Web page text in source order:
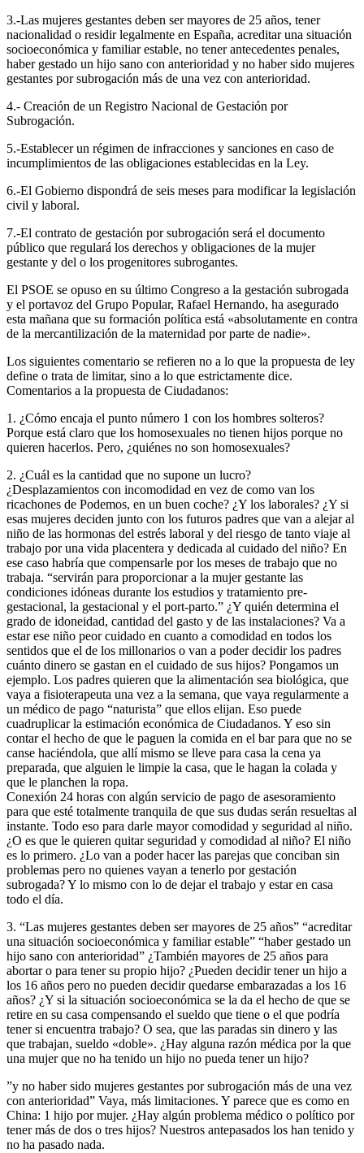
3.-Las mujeres gestantes deben ser mayores de 25 años, tener
nacionalidad o residir legalmente en España, acreditar una situación
socioeconómica y familiar estable, no tener antecedentes penales,
haber gestado un hijo sano con anterioridad y no haber sido mujeres
gestantes por subrogación más de una vez con anterioridad.
4.- Creación de un Registro Nacional de Gestación por
Subrogación.
5.-Establecer un régimen de infracciones y sanciones en caso de
incumplimientos de las obligaciones establecidas en la Ley.
6.-El Gobierno dispondrá de seis meses para modificar la legislación
civil y laboral.
7.-El contrato de gestación por subrogación será el documento
público que regulará los derechos y obligaciones de la mujer
gestante y del o los progenitores subrogantes.
El PSOE se opuso en su último Congreso a la gestación subrogada
y el portavoz del Grupo Popular, Rafael Hernando, ha asegurado
esta mañana que su formación política está «absolutamente en contra
de la mercantilización de la maternidad por parte de nadie».
Los siguientes comentario se refieren no a lo que la propuesta de ley
define o trata de limitar, sino a lo que estrictamente dice.
Comentarios a la propuesta de Ciudadanos:
1. ¿Cómo encaja el punto número 1 con los hombres solteros?
Porque está claro que los homosexuales no tienen hijos porque no
quieren hacerlos. Pero, ¿quiénes no son homosexuales?
2. ¿Cuál es la cantidad que no supone un lucro?
¿Desplazamientos con incomodidad en vez de como van los
ricachones de Podemos, en un buen coche? ¿Y los laborales? ¿Y si
esas mujeres deciden junto con los futuros padres que van a alejar al
niño de las hormonas del estrés laboral y del riesgo de tanto viaje al
trabajo por una vida placentera y dedicada al cuidado del niño? En
ese caso habría que compensarle por los meses de trabajo que no
trabaja. “servirán para proporcionar a la mujer gestante las
condiciones idóneas durante los estudios y tratamiento pre-
gestacional, la gestacional y el port-parto.” ¿Y quién determina el
grado de idoneidad, cantidad del gasto y de las instalaciones? Va a
estar ese niño peor cuidado en cuanto a comodidad en todos los
sentidos que el de los millonarios o van a poder decidir los padres
cuánto dinero se gastan en el cuidado de sus hijos? Pongamos un
ejemplo. Los padres quieren que la alimentación sea biológica, que
vaya a fisioterapeuta una vez a la semana, que vaya regularmente a
un médico de pago “naturista” que ellos elijan. Eso puede
cuadruplicar la estimación económica de Ciudadanos. Y eso sin
contar el hecho de que le paguen la comida en el bar para que no se
canse haciéndola, que allí mismo se lleve para casa la cena ya
preparada, que alguien le limpie la casa, que le hagan la colada y
que le planchen la ropa.
Conexión 24 horas con algún servicio de pago de asesoramiento
para que esté totalmente tranquila de que sus dudas serán resueltas al
instante. Todo eso para darle mayor comodidad y seguridad al niño.
¿O es que le quieren quitar seguridad y comodidad al niño? El niño
es lo primero. ¿Lo van a poder hacer las parejas que conciban sin
problemas pero no quienes vayan a tenerlo por gestación
subrogada? Y lo mismo con lo de dejar el trabajo y estar en casa
todo el día.
3. “Las mujeres gestantes deben ser mayores de 25 años” “acreditar
una situación socioeconómica y familiar estable” “haber gestado un
hijo sano con anterioridad” ¿También mayores de 25 años para
abortar o para tener su propio hijo? ¿Pueden decidir tener un hijo a
los 16 años pero no pueden decidir quedarse embarazadas a los 16
años? ¿Y si la situación socioeconómica se la da el hecho de que se
retire en su casa compensando el sueldo que tiene o el que podría
tener si encuentra trabajo? O sea, que las paradas sin dinero y las
que trabajan, sueldo «doble». ¿Hay alguna razón médica por la que
una mujer que no ha tenido un hijo no pueda tener un hijo?
”y no haber sido mujeres gestantes por subrogación más de una vez
con anterioridad” Vaya, más limitaciones. Y parece que es como en
China: 1 hijo por mujer. ¿Hay algún problema médico o político por
tener más de dos o tres hijos? Nuestros antepasados los han tenido y
no ha pasado nada.